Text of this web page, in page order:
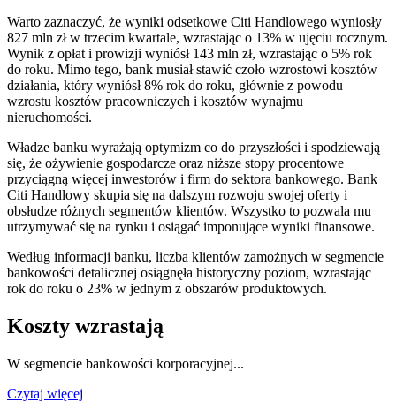
Warto zaznaczyć, że wyniki odsetkowe Citi Handlowego wyniosły
827 mln zł w trzecim kwartale, wzrastając o 13% w ujęciu rocznym.
Wynik z opłat i prowizji wyniósł 143 mln zł, wzrastając o 5% rok
do roku. Mimo tego, bank musiał stawić czoło wzrostowi kosztów
działania, który wyniósł 8% rok do roku, głównie z powodu
wzrostu kosztów pracowniczych i kosztów wynajmu
nieruchomości.
Władze banku wyrażają optymizm co do przyszłości i spodziewają
się, że ożywienie gospodarcze oraz niższe stopy procentowe
przyciągną więcej inwestorów i firm do sektora bankowego. Bank
Citi Handlowy skupia się na dalszym rozwoju swojej oferty i
obsłudze różnych segmentów klientów. Wszystko to pozwala mu
utrzymywać się na rynku i osiągać imponujące wyniki finansowe.
Według informacji banku, liczba klientów zamożnych w segmencie
bankowości detalicznej osiągnęła historyczny poziom, wzrastając
rok do roku o 23% w jednym z obszarów produktowych.
Koszty wzrastają
W segmencie bankowości korporacyjnej...
Czytaj więcej